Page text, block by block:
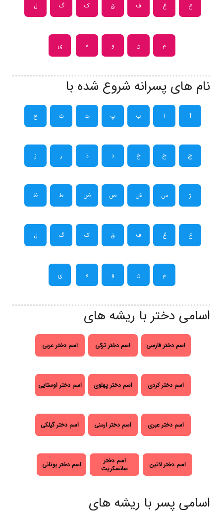
ع غ ف ق ک گ ل
م ن و ه ی
نام های پسرانه شروع شده با
آ ا ب پ ت ث ج
چ ح خ د ذ ر ز
ژ س ش ص ض ط ظ
ع غ ف ق ک گ ل
م ن و ه ی
اسامی دختر با ریشه های
اسم دختر فارسی اسم دختر ترکی اسم دختر عربی
اسم دختر کردی اسم دختر پهلوی اسم دختر اوستایی
اسم دختر عبری اسم دختر ارمنی اسم دختر گیلکی
اسم دختر لاتین
اسم دختر
سانسکریت
اسم دختر یونانی
اسامی پسر با ریشه های